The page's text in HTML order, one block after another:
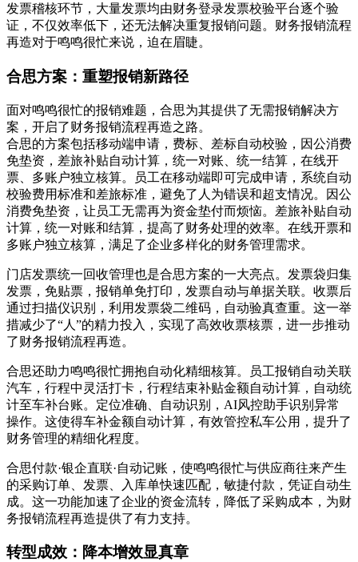
发票稽核环节，大量发票均由财务登录发票校验平台逐个验
证，不仅效率低下，还无法解决重复报销问题。财务报销流程
再造对于鸣鸣很忙来说，迫在眉睫。
合思方案：重塑报销新路径
面对鸣鸣很忙的报销难题，合思为其提供了无需报销解决方
案，开启了财务报销流程再造之路。
合思的方案包括移动端申请，费标、差标自动校验，因公消费
免垫资，差旅补贴自动计算，统一对账、统一结算，在线开
票、多账户独立核算。员工在移动端即可完成申请，系统自动
校验费用标准和差旅标准，避免了人为错误和超支情况。因公
消费免垫资，让员工无需再为资金垫付而烦恼。差旅补贴自动
计算，统一对账和结算，提高了财务处理的效率。在线开票和
多账户独立核算，满足了企业多样化的财务管理需求。
门店发票统一回收管理也是合思方案的一大亮点。发票袋归集
发票，免贴票，报销单免打印，发票自动与单据关联。收票后
通过扫描仪识别，利用发票袋二维码，自动验真查重。这一举
措减少了“人”的精力投入，实现了高效收票核票，进一步推动
了财务报销流程再造。
合思还助力鸣鸣很忙拥抱自动化精细核算。员工报销自动关联
汽车，行程中灵活打卡，行程结束补贴金额自动计算，自动统
计至车补台账。定位准确、自动识别，AI风控助手识别异常
操作。这使得车补金额自动计算，有效管控私车公用，提升了
财务管理的精细化程度。
合思付款·银企直联·自动记账，使鸣鸣很忙与供应商往来产生
的采购订单、发票、入库单快速匹配，敏捷付款，凭证自动生
成。这一功能加速了企业的资金流转，降低了采购成本，为财
务报销流程再造提供了有力支持。
转型成效：降本增效显真章